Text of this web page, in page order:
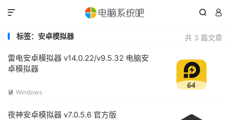
 

共 3 篇文章
标签：安卓模拟器
雷电安卓模拟器 v14.0.22/v9.5.32 电脑安
卓模拟器
 Windows
夜神安卓模拟器 v7.0.5.6 官方版